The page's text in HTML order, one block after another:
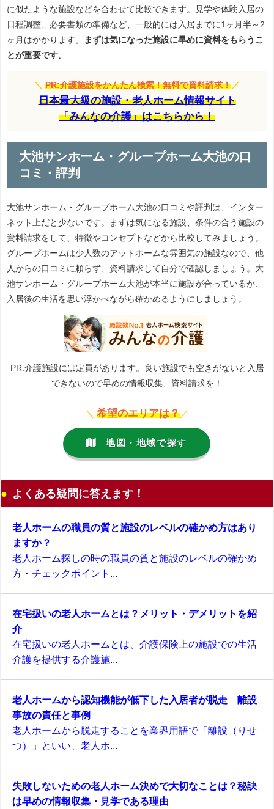
に似たような施設などを合わせて比較できます。見学や体験入居の
日程調整、必要書類の準備など、一般的には入居までに1ヶ月半～2
ヶ月はかかります。
まずは気になった施設に早めに資料をもらうこ
とが重要です。
＼ PR:介護施設をかんたん検索！無料で資料請求！ ／
日本最大級の施設・老人ホーム情報サイト
「みんなの介護」はこちらから！
大池サンホーム・グループホーム大池の口
コミ・評判
大池サンホーム・グループホーム大池の口コミや評判は、インター
ネット上だと少ないです。まずは気になる施設、条件の合う施設の
資料請求をして、特徴やコンセプトなどから比較してみましょう。
グループホームは少人数のアットホームな雰囲気の施設なので、他
人からの口コミに頼らず、資料請求して自分で確認しましょう。大
池サンホーム・グループホーム大池が本当に施設が合っているか、
入居後の生活を思い浮かべながら確かめるようにしましょう。
PR:介護施設には定員があります。良い施設でも空きがないと入居
できないので早めの情報収集、資料請求を！
＼ 希望のエリアは？ ／
地図・地域で探す
よくある疑問に答えます！
老人ホームの職員の質と施設のレベルの確かめ方はあり
ますか？
老人ホーム探しの時の職員の質と施設のレベルの確かめ
方・チェックポイント...
在宅扱いの老人ホームとは？メリット・デメリットを紹
介
在宅扱いの老人ホームとは、介護保険上の施設での生活
介護を提供する介護施...
老人ホームから認知機能が低下した入居者が脱走 離設
事故の責任と事例
老人ホームから脱走することを業界用語で「離設（りせ
つ）」といい、老人ホ...
失敗しないための老人ホーム決めで大切なことは？秘訣
は早めの情報収集・見学である理由